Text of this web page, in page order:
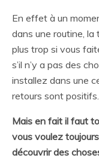
En effet à un
dans une routine,
plus trop si vous
s’il n’y a pas des
installez dans une
retours sont positifs.
Mais en fait il faut
vous voulez
découvrir des